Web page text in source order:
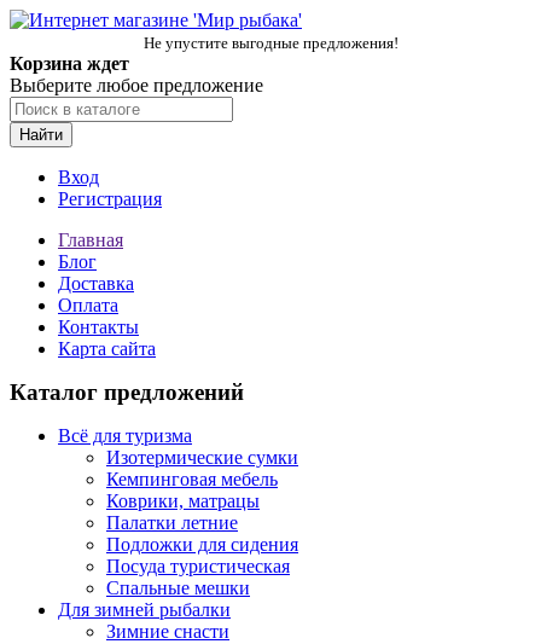
Не упустите выгодные предложения!
Корзина ждет
Выберите любое предложение
Найти
Вход
Регистрация
Главная
Блог
Доставка
Оплата
Контакты
Карта сайта
Каталог предложений
Всё для туризма
Изотермические сумки
Кемпинговая мебель
Коврики, матрацы
Палатки летние
Подложки для сидения
Посуда туристическая
Спальные мешки
Для зимней рыбалки
Зимние снасти